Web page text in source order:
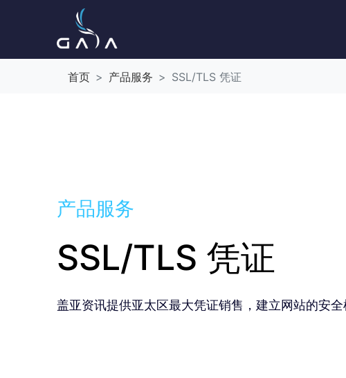
首页 产品服务 SSL/TLS 凭证
产品服务
SSL/TLS 凭证
盖亚资讯提供亚太区最大凭证销售，建立网站的安